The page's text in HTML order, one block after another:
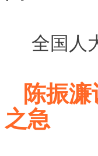
全国人
陈振
之急